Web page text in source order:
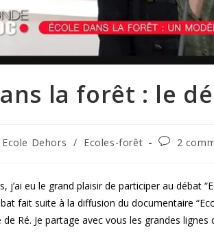
la forêt : le
Ecole Dehors / Ecoles-forêt 2
j’ai eu le grand plaisir de participer au débat
fait suite à la diffusion du documentaire
de Ré. Je partage avec vous les grandes